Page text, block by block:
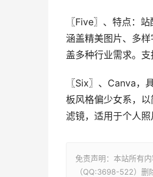
〖Five〗、特点：
涵盖精美图片、多
盖多种行业需求。
〖Six〗、Canva，
板风格偏少女系，
滤镜，适用于个人照
免责声明：本站所有
（QQ:3698-522）删